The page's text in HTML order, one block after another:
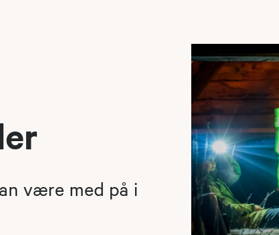
være med på i